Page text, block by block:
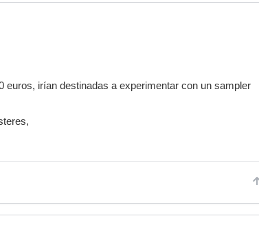
irían destinadas a experimentar con un sampler